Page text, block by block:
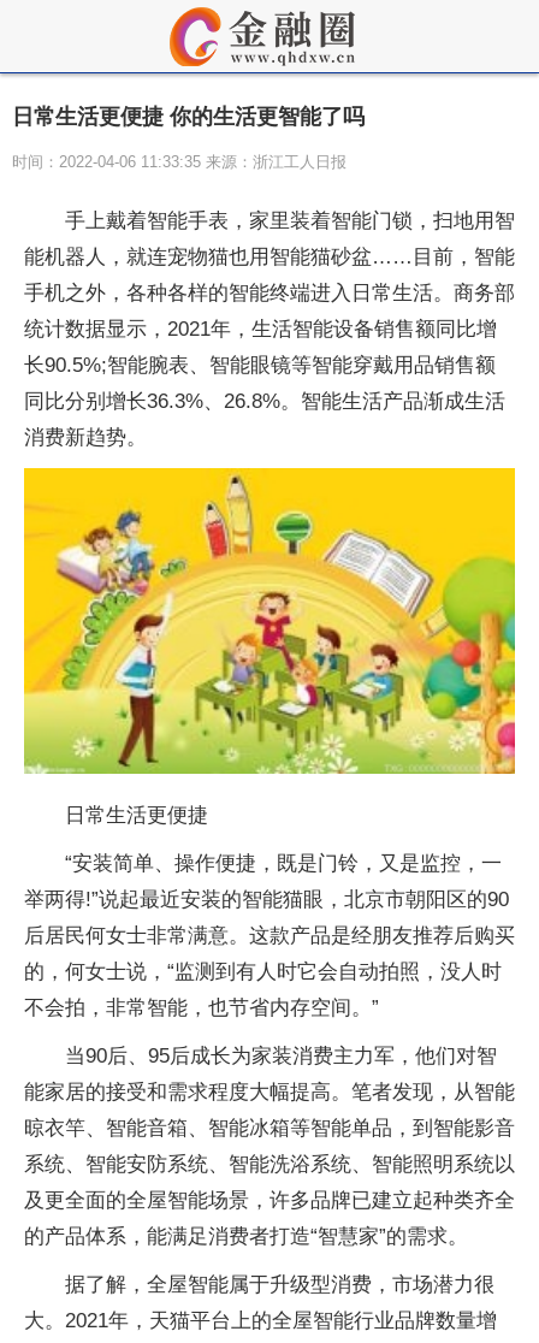
日常生活更便捷 你的生活更智能了吗
时间：2022-04-06 11:33:35 来源：浙江工人日报
手上戴着智能手表，家里装着智能门锁，扫地用智
能机器人，就连宠物猫也用智能猫砂盆……目前，智能
手机之外，各种各样的智能终端进入日常生活。商务部
统计数据显示，2021年，生活智能设备销售额同比增
长90.5%;智能腕表、智能眼镜等智能穿戴用品销售额
同比分别增长36.3%、26.8%。智能生活产品渐成生活
消费新趋势。
日常生活更便捷
“安装简单、操作便捷，既是门铃，又是监控，一
举两得!”说起最近安装的智能猫眼，北京市朝阳区的90
后居民何女士非常满意。这款产品是经朋友推荐后购买
的，何女士说，“监测到有人时它会自动拍照，没人时
不会拍，非常智能，也节省内存空间。”
当90后、95后成长为家装消费主力军，他们对智
能家居的接受和需求程度大幅提高。笔者发现，从智能
晾衣竿、智能音箱、智能冰箱等智能单品，到智能影音
系统、智能安防系统、智能洗浴系统、智能照明系统以
及更全面的全屋智能场景，许多品牌已建立起种类齐全
的产品体系，能满足消费者打造“智慧家”的需求。
据了解，全屋智能属于升级型消费，市场潜力很
大。2021年，天猫平台上的全屋智能行业品牌数量增